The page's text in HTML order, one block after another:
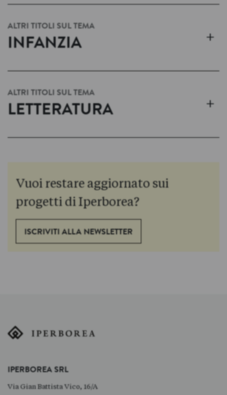
ALTRI TITOLI SUL TEMA
INFANZIA +
ALTRI TITOLI SUL TEMA
LETTERATURA +
Vuoi restare aggiornato sui
progetti di Iperborea?
ISCRIVITI ALLA NEWSLETTER
IPERBOREA SRL
Via Gian Battista Vico, 16/A